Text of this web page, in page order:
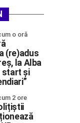
o oră
(re)adus
la Alba
start și
2 ore